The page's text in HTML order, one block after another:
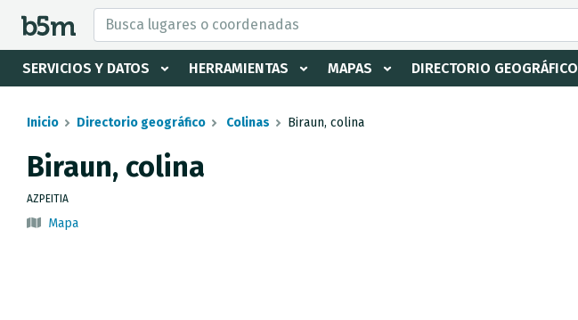
SERVICIOS Y DATOS HERRAMIENTAS MAPAS DIRECTORIO GEOGRÁFICO
Buscador y directorio
Inicio Directorio geográfico Colinas Biraun, colina
Biraun, colina
AZPEITIA
Mapa